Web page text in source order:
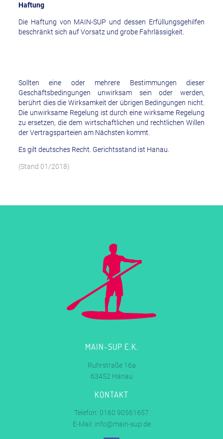
Haftung
Die Haftung von MAIN-SUP und dessen Erfüllungsgehilfen
beschränkt sich auf Vorsatz und grobe Fahrlässigkeit.
Sollten eine oder mehrere Bestimmungen dieser
Geschäftsbedingungen unwirksam sein oder werden,
berührt dies die Wirksamkeit der übrigen Bedingungen nicht.
Die unwirksame Regelung ist durch eine wirksame Regelung
zu ersetzen, die dem wirtschaftlichen und rechtlichen Willen
der Vertragsparteien am Nächsten kommt.
Es gilt deutsches Recht. Gerichtsstand ist Hanau.
(Stand 01/2018)
MAIN-SUP E.K.
Ruhrstraße 16a
63452 Hanau
KONTAKT
Telefon: 0160 90561657
E-Mail: info@main-sup.de